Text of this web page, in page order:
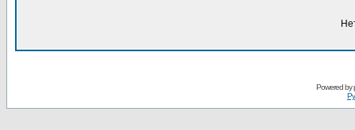
Powered by